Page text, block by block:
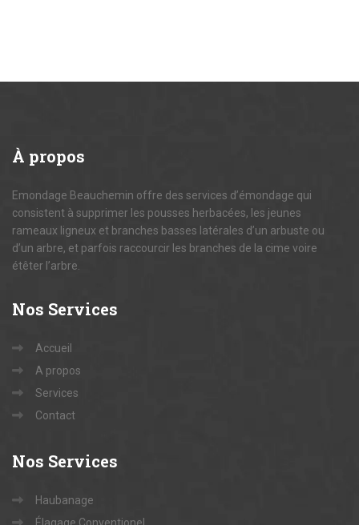
À propos
Emondage Beauchemin offre des services d’émondage qui
consistent à supprimer les pousses herbacées, les jeunes
rameaux ligneux et branches basses latérales d’un arbuste ou
d’un arbre, et parfois raccourcir les branches de la cime voire
étêter l’arbre.
Nos Services
Accueil
A propos
Services
Contact
Nos Services
Haubanage